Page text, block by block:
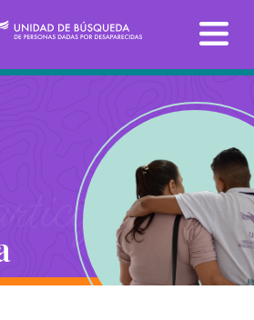
de información
Nacional
Línea Exterior